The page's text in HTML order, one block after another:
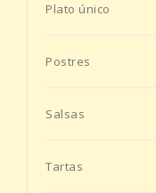
Plato único
Postres
Salsas
Tartas